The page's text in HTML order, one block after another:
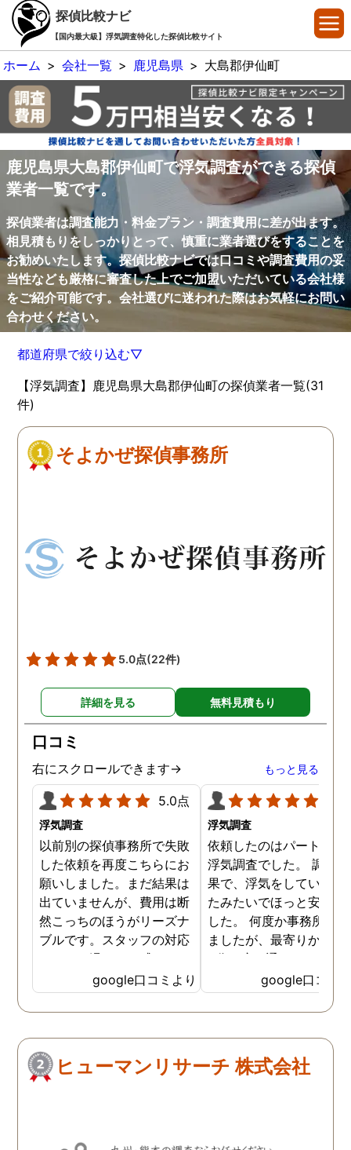
探偵比較ナビ
【国内最大級】浮気調査特化した探偵比較サイト
ホーム > 会社一覧 > 鹿児島県 > 大島郡伊仙町
鹿児島県大島郡伊仙町で浮気調査ができる探偵
業者一覧です。
探偵業者は調査能力・料金プラン・調査費用に差が出ます。
相見積もりをしっかりとって、慎重に業者選びをすることを
お勧めいたします。探偵比較ナビでは口コミや調査費用の妥
当性なども厳格に審査した上でご加盟いただいている会社様
をご紹介可能です。会社選びに迷われた際はお気軽にお問い
合わせください。
都道府県で絞り込む▽
【浮気調査】鹿児島県大島郡伊仙町の探偵業者一覧(31
件)
そよかぜ探偵事務所
5.0点(22件)
詳細を見る 無料見積もり
口コミ
右にスクロールできます→ もっと見る
5.0点
浮気調査
以前別の探偵事務所で失敗
した依頼を再度こちらにお
願いしました。まだ結果は
出ていませんが、費用は断
然こっちのほうがリーズナ
ブルです。スタッフの対応
なんかも温かみを感じま
す。はじめからこちらにす
ればよかったです😢 …
google口コミより
浮気調査
依頼したのはパートナー
浮気調査でした。 調査
果で、浮気をしていなか
たみたいでほっと安心し
した。 何度か事務所に
ましたが、最寄りから徒
3分程度で通いやすかっ
google口コミ
ヒューマンリサーチ 株式会社